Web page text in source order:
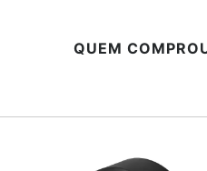
QUEM